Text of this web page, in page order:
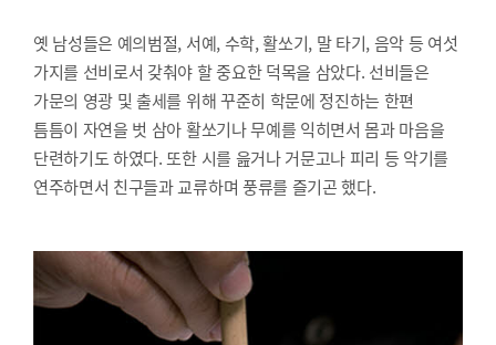
옛 남성들은 예의범절, 서예, 수학, 활쏘기, 말 타기, 음악 등 여섯
가지를 선비로서 갖춰야 할 중요한 덕목을 삼았다. 선비들은
가문의 영광 및 출세를 위해 꾸준히 학문에 정진하는 한편
틈틈이 자연을 벗 삼아 활쏘기나 무예를 익히면서 몸과 마음을
단련하기도 하였다. 또한 시를 읊거나 거문고나 피리 등 악기를
연주하면서 친구들과 교류하며 풍류를 즐기곤 했다.